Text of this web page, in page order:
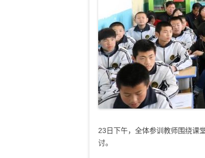
23 日下午，全体参训教师围绕课
讨。